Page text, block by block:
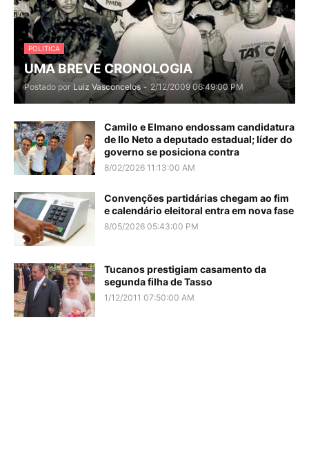
POLITICA
UMA BREVE CRONOLOGIA
Postado por Luiz Vasconcelos - 2/12/2009 06:49:00 PM
Camilo e Elmano endossam candidatura
de Ilo Neto a deputado estadual; líder do
governo se posiciona contra
8/02/2026 11:13:00 AM
Convenções partidárias chegam ao fim
e calendário eleitoral entra em nova fase
8/05/2026 05:43:00 PM
Tucanos prestigiam casamento da
segunda filha de Tasso
1/12/2011 07:50:00 AM